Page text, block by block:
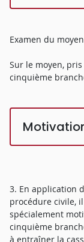
Examen du moyen
Sur le moyen,
cinquième
3. En application
procédure civile,
spécialement
cinquième
à entraîner la